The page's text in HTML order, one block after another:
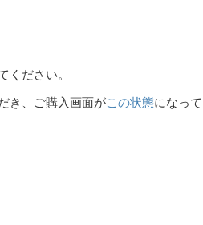
ください。
き、ご購入画面がこの状態になっ